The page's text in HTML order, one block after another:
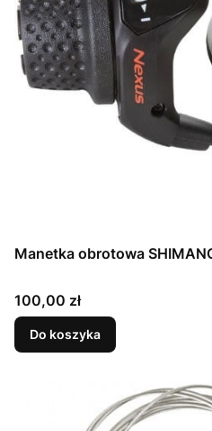
Manetka obrotowa
Cena
100,00 zł
Do koszyka